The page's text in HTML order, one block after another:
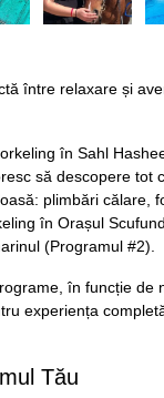
între relaxare și
în Sahl
să descopere tot
plimbări călare,
în Orașul
(Programul #2).
în funcție de
experiența
Tău